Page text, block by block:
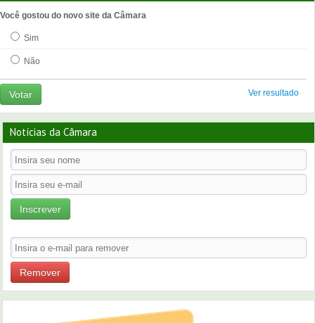
Você gostou do novo site da Câmara
Sim
Não
Votar Ver resultado
Notícias da Câmara
Inscrever
Remover